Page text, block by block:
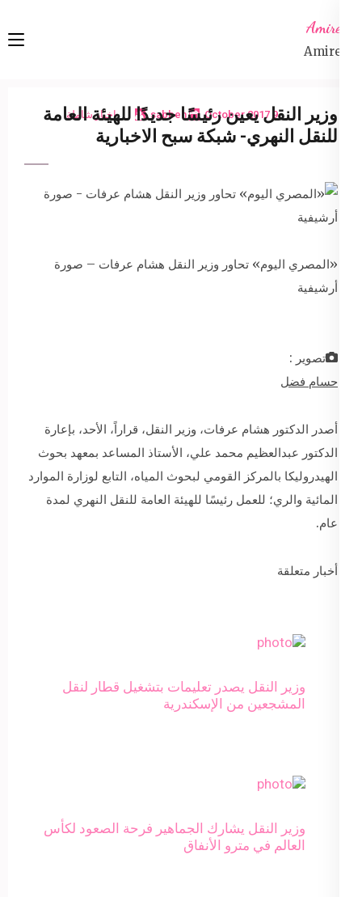
content
Amireta
Amireta
9 October 2017
sabbeh اخبار شاملة
وزير النقل يعين رئيسًا جديدًا للهيئة العامة
للنقل النهري- شبكة سبح الاخبارية
«المصري اليوم» تحاور وزير النقل هشام عرفات – صورة
أرشيفية
تصوير :
حسام فضل
أصدر الدكتور هشام عرفات، وزير النقل، قراراً، الأحد، بإعارة
الدكتور عبدالعظيم محمد علي، الأستاذ المساعد بمعهد بحوث
الهيدروليكا بالمركز القومي لبحوث المياه، التابع لوزارة الموارد
المائية والري؛ للعمل رئيسًا للهيئة العامة للنقل النهري لمدة
عام.
أخبار متعلقة
وزير النقل يصدر تعليمات بتشغيل قطار لنقل
المشجعين من الإسكندرية
وزير النقل يشارك الجماهير فرحة الصعود لكأس
العالم في مترو الأنفاق